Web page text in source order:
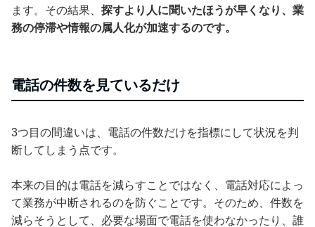
ます。その結果、 探すより人に聞いたほうが早くなり、業
務の停滞や情報の属人化が加速するのです。
電話の件数を見ているだけ
3つ目の間違いは、電話の件数だけを指標にして状況を判
断してしまう点です。
本来の目的は電話を減らすことではなく、電話対応によっ
て業務が中断されるのを防ぐことです。そのため、件数を
減らそうとして、必要な場面で電話を使わなかったり、誰